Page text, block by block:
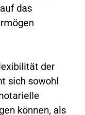
das
der
sich sowohl
können, als